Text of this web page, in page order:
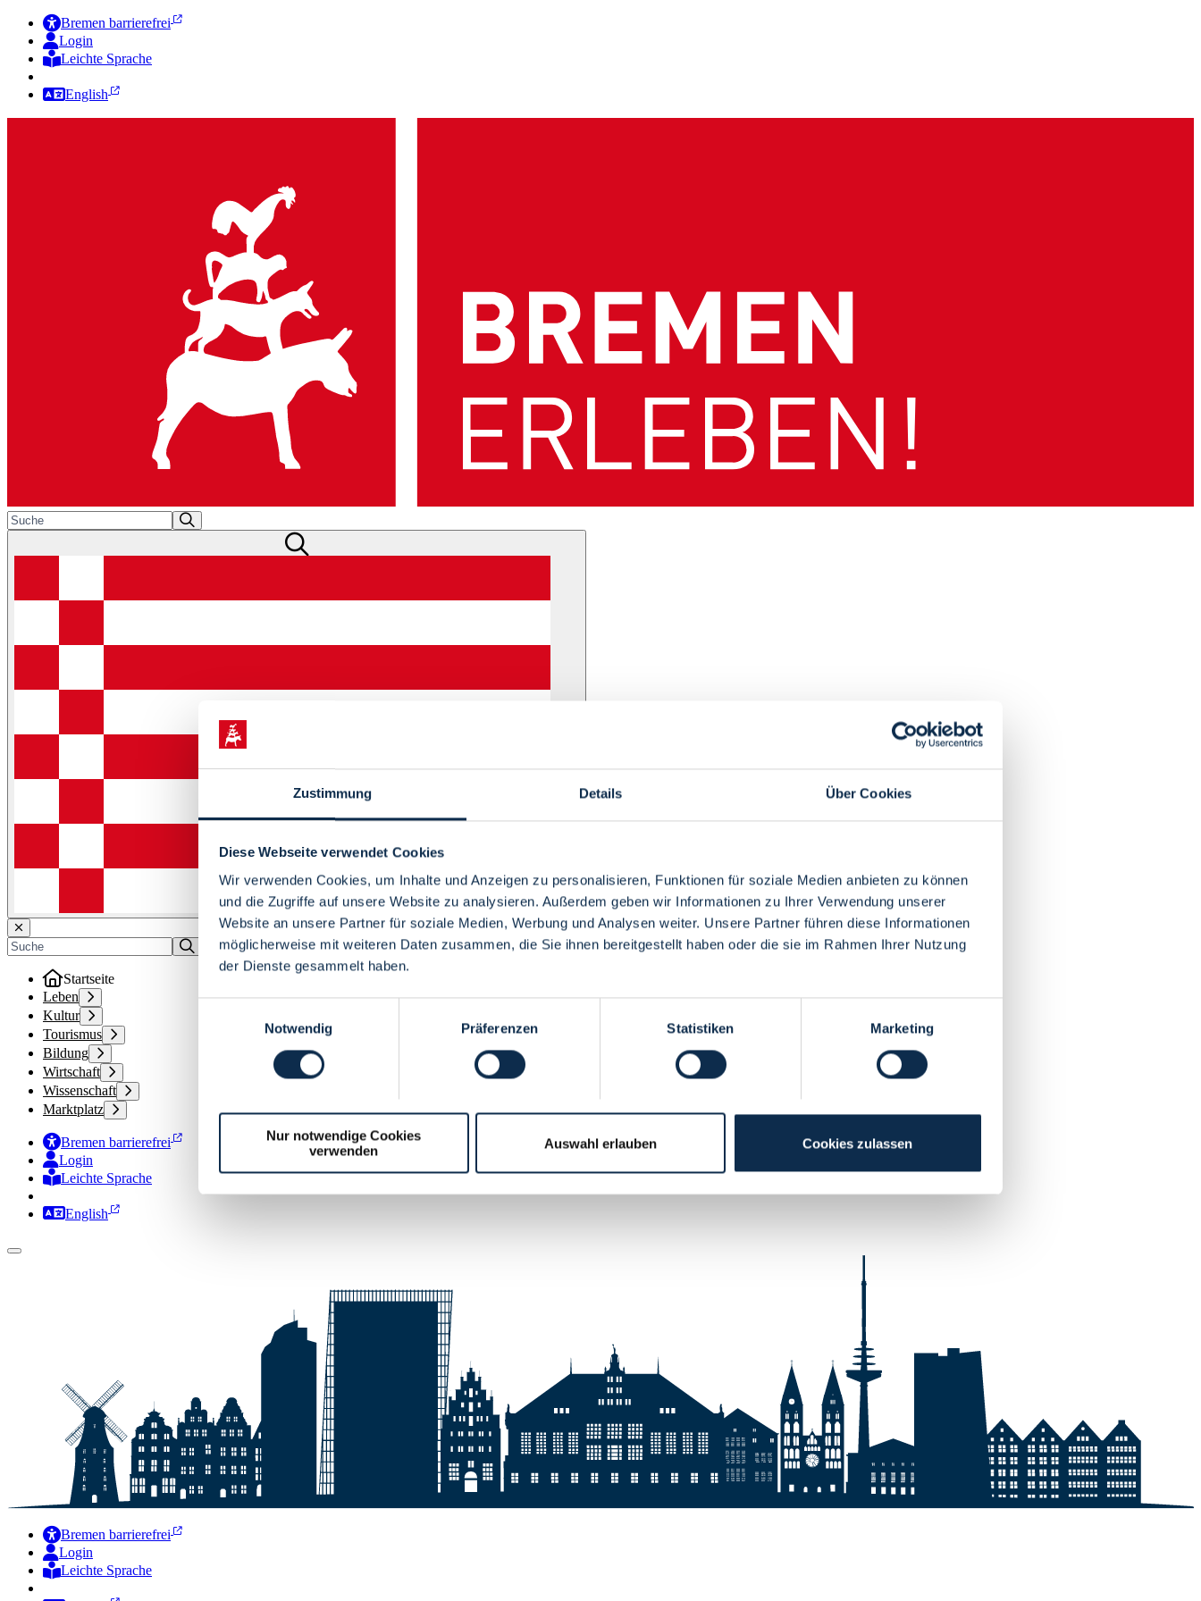
Zustimmung Details Über Cookies
Diese Webseite verwendet Cookies
Wir verwenden Cookies, um Inhalte und Anzeigen zu personalisieren, Funktionen für soziale Medien anbieten zu können
und die Zugriffe auf unsere Website zu analysieren. Außerdem geben wir Informationen zu Ihrer Verwendung unserer
Website an unsere Partner für soziale Medien, Werbung und Analysen weiter. Unsere Partner führen diese Informationen
möglicherweise mit weiteren Daten zusammen, die Sie ihnen bereitgestellt haben oder die sie im Rahmen Ihrer Nutzung
der Dienste gesammelt haben.
Notwendig
Präferenzen Statistiken Marketing
Nur notwendige Cookies
verwenden
Auswahl erlauben Cookies zulassen
Bremen barrierefrei
Login
Leichte Sprache
English
Menü
Startseite
Leben
Kultur
Tourismus
Bildung
Wirtschaft
Wissenschaft
Marktplatz
Bremen barrierefrei
Login
Leichte Sprache
Zur Deutschen Gebärdensprache
English
Bremen barrierefrei
Login
Leichte Sprache